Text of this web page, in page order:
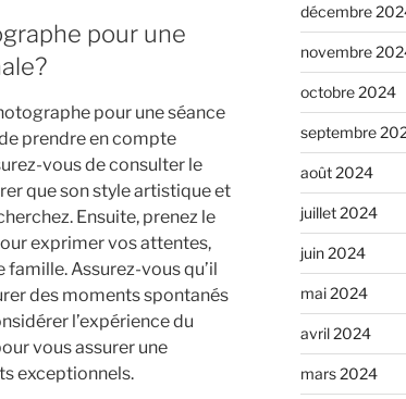
pour une
pour une séance
prendre en compte
vous de consulter le
que son style artistique et
Ensuite, prenez le
exprimer vos attentes,
Assurez-vous qu’il
des moments spontanés
l’expérience du
vous assurer une
exceptionnels.
décembre
novembre
octobre 2024
septembre
août 2024
juillet 2024
juin 2024
mai 2024
avril 2024
mars 2024